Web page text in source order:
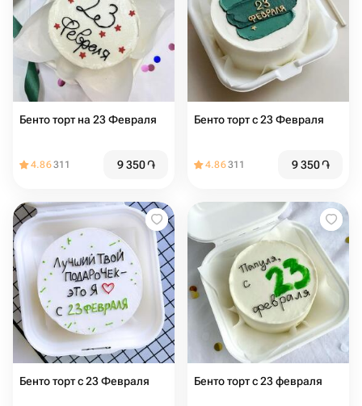
Бенто торт на 23 Февраля
4.86311 9 350֏
Бенто торт с 23 Февраля
4.86311 9 350֏
Бенто торт с 23 Февраля Бенто торт с 23 февраля